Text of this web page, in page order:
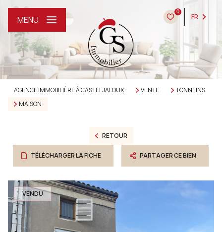
0
FR
MENU
AGENCE IMMOBILIÈRE À CASTELJALOUX VENTE
TONNEINS
MAISON
RETOUR
TÉLÉCHARGER LA FICHE PARTAGER CE BIEN
VENDU